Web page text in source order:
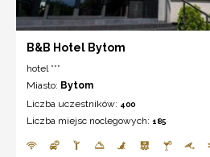
B&B Hotel Bytom
hotel ***
Miasto: Bytom
Liczba uczestników: 400
Liczba miejsc noclegowych: 185